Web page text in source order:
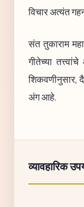
विचार अत्यंत
संत तुकाराम
गीतेच्या
शिकवणीनुसार,
अंग आहे.
व्यावहारिक